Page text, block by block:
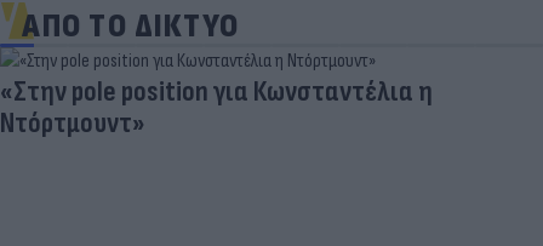
ΑΠΟ ΤΟ ΔΙΚΤΥΟ
«Στην pole position για Κωνσταντέλια η
Ντόρτμουντ»